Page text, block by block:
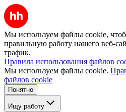
Мы используем файлы cookie,
правильную работу нашего веб-
трафик.
Правила использования файлов
Мы используем файлы cookie.
файлов cookie
Понятно
Ищу работу